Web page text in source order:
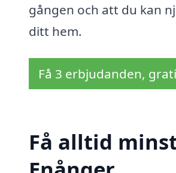
gången och att du kan
ditt hem.
Få 3 erbjudanden,
Få alltid